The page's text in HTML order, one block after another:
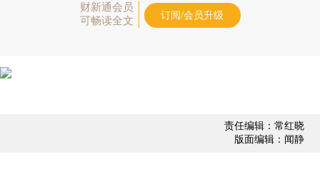
财新通会员
可畅读全文
订阅/会员升级
责任编辑：常红晓
版面编辑：闻静